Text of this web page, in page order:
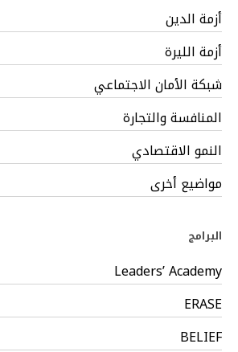
أزمة الدين
أزمة الليرة
شبكة الأمان الاجتماعي
المنافسة والتجارة
النمو الاقتصادي
مواضيع أخرى
البرامج
Leaders’ Academy
ERASE
BELIEF